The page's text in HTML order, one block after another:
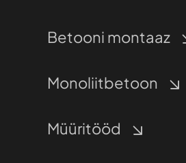
Betooni montaaz
Monoliitbetoon
Müüritööd